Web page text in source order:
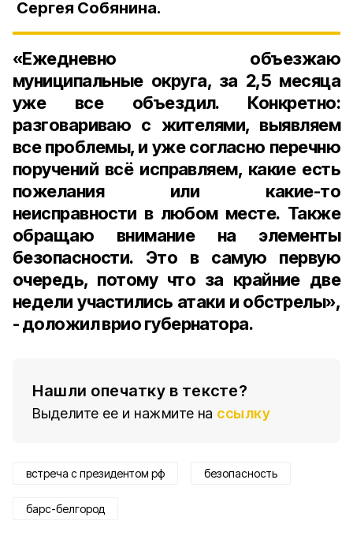
Сергея Собянина.
«Ежедневно объезжаю
муниципальные округа, за 2,5 месяца
уже все объездил. Конкретно:
разговариваю с жителями, выявляем
все проблемы, и уже согласно перечню
поручений всё исправляем, какие есть
пожелания или какие-то
неисправности в любом месте. Также
обращаю внимание на элементы
безопасности. Это в самую первую
очередь, потому что за крайние две
недели участились атаки и обстрелы»,
- доложил врио губернатора.
Нашли опечатку в тексте?
Выделите ее и нажмите на ссылку
встреча с президентом рф безопасность
барс-белгород